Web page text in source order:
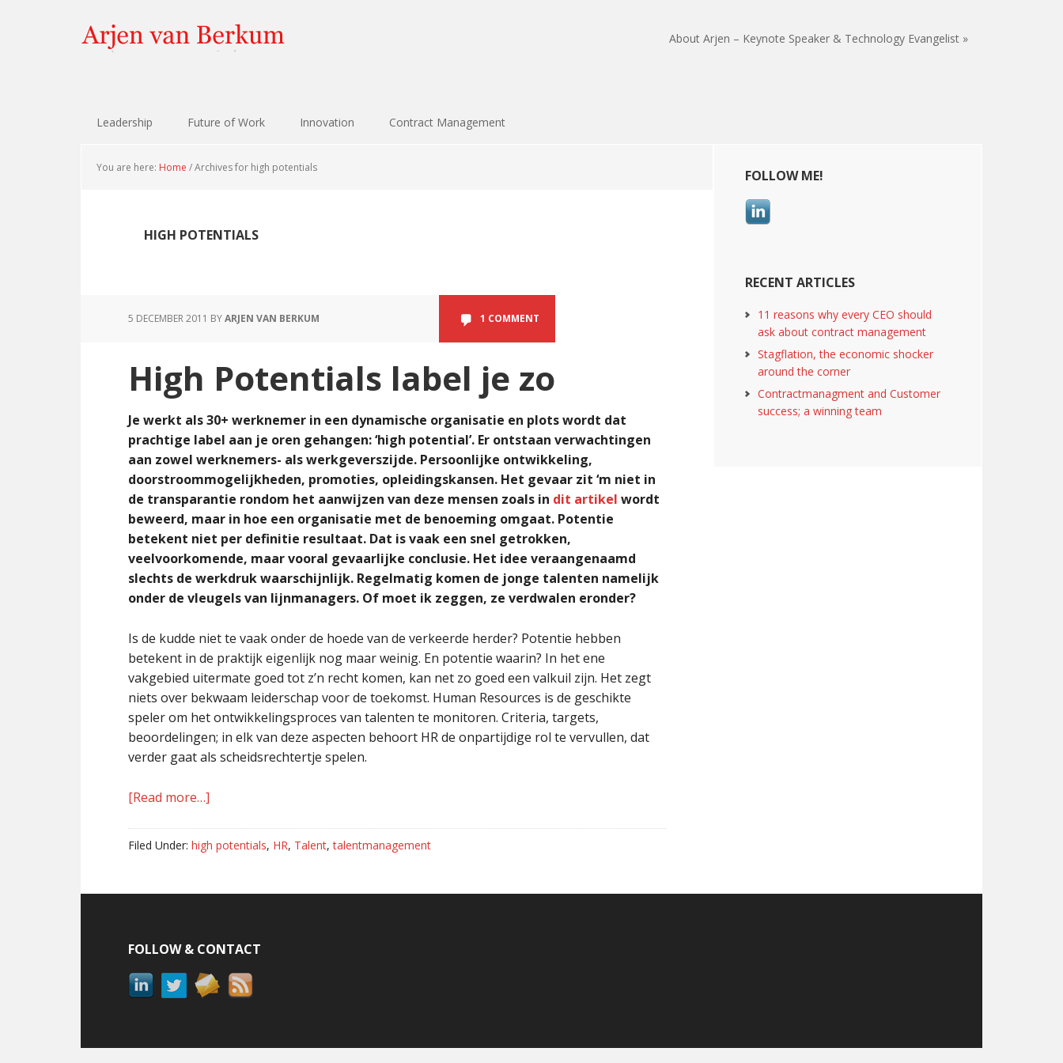
to
primary
to
content
to
primary
to
footer
About Arjen – Keynote Speaker & Technology Evangelist »
Leadership Future of Work Innovation Contract Management
You are here: Home /Archives for high potentials
HIGH POTENTIALS
5 DECEMBER 2011 BYARJEN VAN BERKUM 1 COMMENT
High Potentials label je zo
Je werkt als 30+ werknemer in een dynamische organisatie en plots wordt dat
prachtige label aan je oren gehangen: ‘high potential’. Er ontstaan verwachtingen
aan zowel werknemers- als werkgeverszijde. Persoonlijke ontwikkeling,
doorstroommogelijkheden, promoties, opleidingskansen. Het gevaar zit ‘m niet in
de transparantie rondom het aanwijzen van deze mensen zoals in dit artikel wordt
beweerd, maar in hoe een organisatie met de benoeming omgaat. Potentie
betekent niet per definitie resultaat. Dat is vaak een snel getrokken,
veelvoorkomende, maar vooral gevaarlijke conclusie. Het idee veraangenaamd
slechts de werkdruk waarschijnlijk. Regelmatig komen de jonge talenten namelijk
onder de vleugels van lijnmanagers. Of moet ik zeggen, ze verdwalen eronder?
Is de kudde niet te vaak onder de hoede van de verkeerde herder? Potentie hebben
betekent in de praktijk eigenlijk nog maar weinig. En potentie waarin? In het ene
vakgebied uitermate goed tot z’n recht komen, kan net zo goed een valkuil zijn. Het zegt
niets over bekwaam leiderschap voor de toekomst. Human Resources is de geschikte
speler om het ontwikkelingsproces van talenten te monitoren. Criteria, targets,
beoordelingen; in elk van deze aspecten behoort HR de onpartijdige rol te vervullen, dat
verder gaat als scheidsrechtertje spelen.
[Read more…]
Potentials
label
zo
Filed Under: high potentials, HR, Talent,talentmanagement
Primary
Sidebar
FOLLOW ME!
RECENT ARTICLES
11 reasons why every CEO should
ask about contract management
Stagflation, the economic shocker
around the corner
Contractmanagment and Customer
success; a winning team
FOLLOW & CONTACT